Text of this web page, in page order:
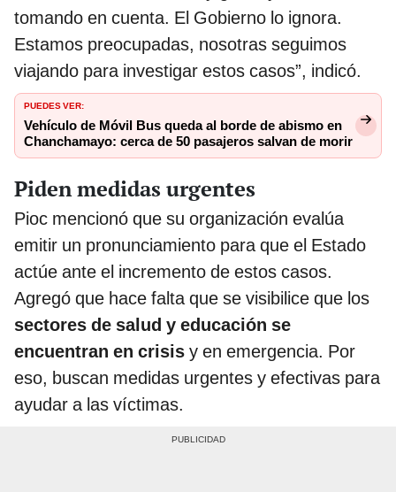
tomando en cuenta. El Gobierno lo ignora.
Estamos preocupadas, nosotras seguimos
viajando para investigar estos casos”, indicó.
PUEDES VER:
Vehículo de Móvil Bus queda al borde de abismo en
Chanchamayo: cerca de 50 pasajeros salvan de morir
Piden medidas urgentes
Pioc mencionó que su organización evalúa
emitir un pronunciamiento para que el Estado
actúe ante el incremento de estos casos.
Agregó que hace falta que se visibilice que los
sectores de salud y educación se
encuentran en crisis y en emergencia. Por
eso, buscan medidas urgentes y efectivas para
ayudar a las víctimas.